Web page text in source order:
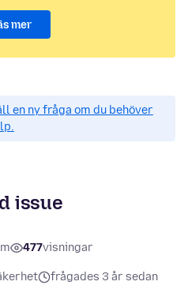
mer
en ny fråga om du behöver
issue
477visningar
frågades 3 år sedan